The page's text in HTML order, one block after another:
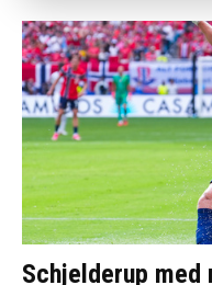
Schjelderup